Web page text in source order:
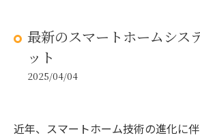
最新のスマートホームシス
ット
2025/04/04
近年、スマートホーム技術の進化に